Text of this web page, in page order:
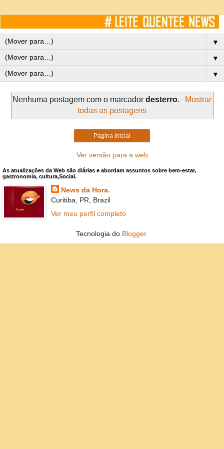
▼
▼
▼
Nenhuma postagem com o marcadordesterro.
Mostrar
todas as postagens
Página inicial
Ver versão para a web
As atualizações da Web são diárias e abordam assuntos sobre bem-estar,
gastronomia, cultura,Social.
News da Hora.
Curitiba, PR, Brazil
Ver meu perfil completo
Tecnologia do Blogger.